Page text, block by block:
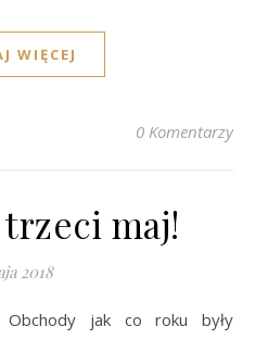
WIĘCEJ
0 Komentarzy
maj!
2018